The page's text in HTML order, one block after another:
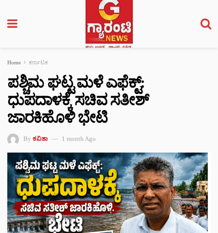
Home ಕರ್ನಾಟಕ
ಪಶ್ಚಿಮ ಘಟ್ಟ ಮಳೆ ಎಫೆಕ್ಟ್:
ಧುಪದಾಳಕ್ಕೆ ಸಚಿವ ಸತೀಶ್
ಜಾರಕಿಹೊಳಿ ಭೇಟಿ
By ಕವಿತಾ 1 month Ago